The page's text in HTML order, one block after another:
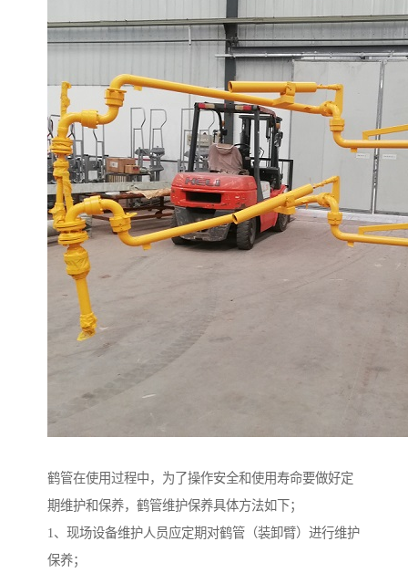
鹤管在使用过程中，为了操作安全和使用寿命要做好定
期维护和保养，鹤管维护保养具体方法如下；
1、现场设备维护人员应定期对鹤管（装卸臂）进行维护
保养；